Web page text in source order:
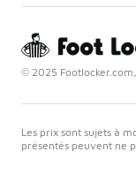
© 2025
Les prix sont sujets à
présentés peuvent ne